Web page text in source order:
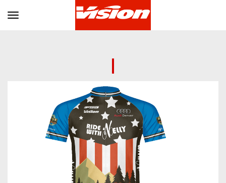
Toggle navigation